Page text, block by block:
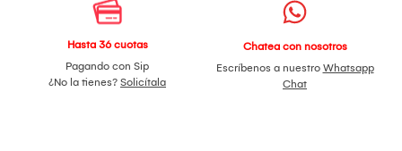
Hasta 36 cuotas
Pagando con Sip
¿No la tienes? Solicítala
Chatea con nosotros
Escríbenos a nuestro Whatsapp
Chat